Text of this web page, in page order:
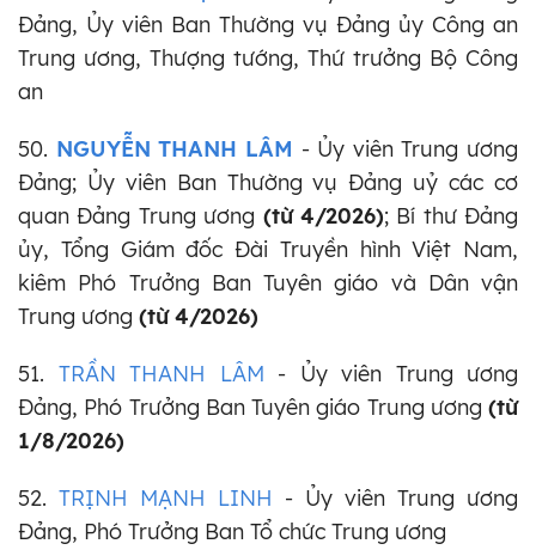
Đảng, Ủy viên Ban Thường vụ Đảng ủy Công an
Trung ương, Thượng tướng, Thứ trưởng Bộ Công
an
50. NGUYỄN THANH LÂM - Ủy viên Trung ương
Đảng; Ủy viên Ban Thường vụ Đảng uỷ các cơ
quan Đảng Trung ương (từ 4/2026); Bí thư Đảng
ủy, Tổng Giám đốc Đài Truyền hình Việt Nam,
kiêm Phó Trưởng Ban Tuyên giáo và Dân vận
Trung ương (từ 4/2026)
51. TRẦN THANH LÂM - Ủy viên Trung ương
Đảng, Phó Trưởng Ban Tuyên giáo Trung ương (từ
1/8/2026)
52. TRỊNH MẠNH LINH - Ủy viên Trung ương
Đảng, Phó Trưởng Ban Tổ chức Trung ương